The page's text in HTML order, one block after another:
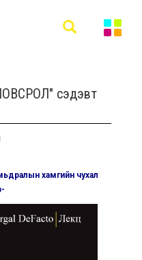
сэдэвт
хамгийн чухал